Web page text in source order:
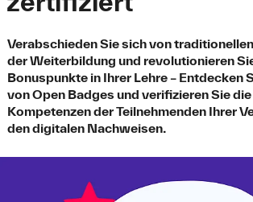
Verabschieden Sie sich von
der Weiterbildung und revolutionieren
Bonuspunkte in Ihrer Lehre – Entdecken
von Open Badges und verifizieren Sie
Kompetenzen der Teilnehmenden Ihrer
den digitalen Nachweisen.